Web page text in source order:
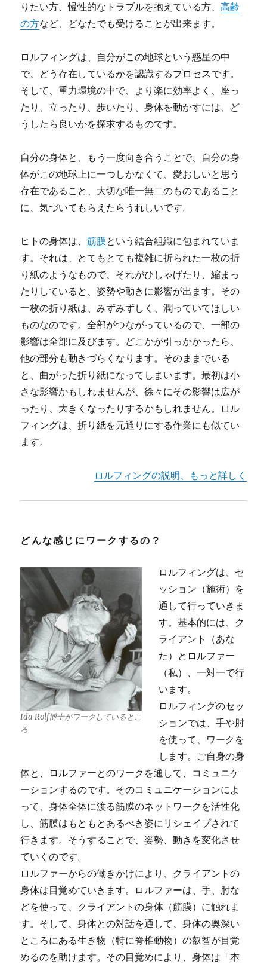
りたい方、慢性的なトラブルを抱えている方、高齢
の方など、どなたでも受けることが出来ます。
ロルフィングは、自分がこの地球という惑星の中
で、どう存在しているかを認識するプロセスです。
そして、重力環境の中で、より楽に効率よく、座っ
たり、立ったり、歩いたり、身体を動かすには、ど
うしたら良いかを探求するものです。
自分の身体と、もう一度向き合うことで、自分の身
体がこの地球上に一つしかなくて、愛おしいと思う
存在であること、大切な唯一無二のものであること
に、気づいてもらえたらうれしいです。
ヒトの身体は、筋膜という結合組織に包まれていま
す。それは、とてもとても複雑に折られた一枚の折
り紙のようなもので、それがひしゃげたり、縮まっ
たりしていると、姿勢や動きに影響が出ます。その
一枚の折り紙は、みずみずしく、潤っていてほしい
ものなのです。全部がつながっているので、一部の
影響は全部に及びます。どこかが引っかかったら、
他の部分も動きづらくなります。そのままでいる
と、曲がった折り紙になってしまいます。最初は小
さな影響かもしれませんが、徐々にその影響は広が
ったり、大きくなったりするかもしれません。ロル
フィングは、折り紙を元通りにする作業にも似てい
ます。
ロルフィングの説明、もっと詳しく
どんな感じにワークするの？
Ida Rolf博士がワークしているとこ
ろ
ロルフィングは、セ
ッション（施術）を
通して行っていきま
す。基本的には、ク
ライアント（あな
た）とロルファー
（私）、一対一で行
います。
ロルフィングのセッ
ションでは、手や肘
を使って、ワークを
します。ご自身の身
体と、ロルファーとのワークを通して、コミュニケ
ーションするのです。そのコミュニケーションによ
って、身体全体に渡る筋膜のネットワークを活性化
し、筋膜はもともとあるべき姿にリシェイプされて
行きます。そうすることで、姿勢、動きを変化させ
ていくのです。
ロルファーからの働きかけにより、クライアントの
身体は目覚めていきます。ロルファーは、手、肘な
どを使って、クライアントの身体（筋膜）に触れま
す。そして、身体との対話を通して、身体の奥深い
ところにある生き物（特に脊椎動物）の叡智が目覚
めるのを助けます。その目覚めにより、身体は「本